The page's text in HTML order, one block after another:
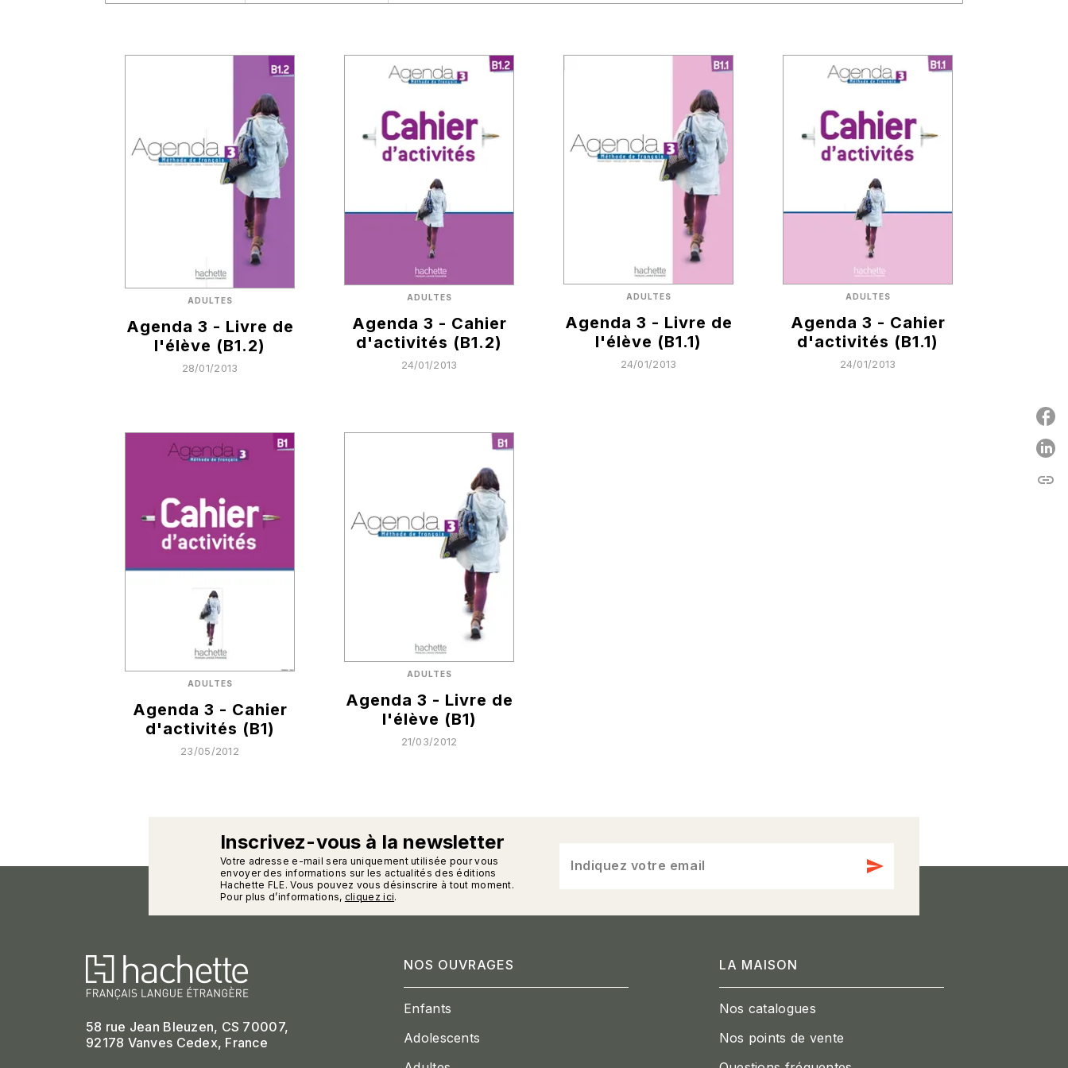
ADULTES
Agenda 3 - Livre de
l'élève (B1.2)
28/01/2013
ADULTES
Agenda 3 - Cahier
d'activités (B1.2)
24/01/2013
ADULTES
Agenda 3 - Livre de
l'élève (B1.1)
24/01/2013
ADULTES
Agenda 3 - Cahier
d'activités (B1.1)
24/01/2013
ADULTES
Agenda 3 - Cahier
d'activités (B1)
23/05/2012
ADULTES
Agenda 3 - Livre de
l'élève (B1)
21/03/2012
link
calmann_enveloppe
Inscrivez-vous à la newsletter
Votre adresse e-mail sera uniquement utilisée pour vous
envoyer des informations sur les actualités des éditions
Hachette FLE. Vous pouvez vous désinscrire à tout moment.
Pour plus d’informations, cliquez ici.
Indiquez votre email send
58 rue Jean Bleuzen, CS 70007,
92178 Vanves Cedex, France
NOS OUVRAGES
Enfants
Adolescents
LA MAISON
Nos catalogues
Nos points de vente